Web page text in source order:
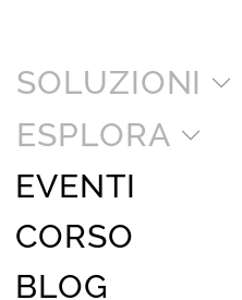
SOLUZIONI
ESPLORA
EVENTI
CORSO
BLOG